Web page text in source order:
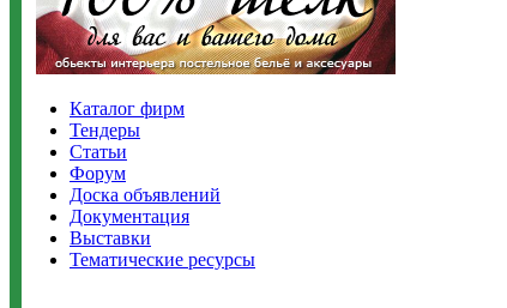
Каталог фирм
Тендеры
Статьи
Форум
Доска объявлений
Документация
Выставки
Тематические ресурсы